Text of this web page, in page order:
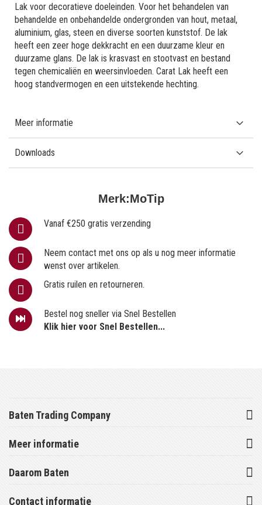
Merk:MoTip
Vanaf €250 gratis verzending
Neem contact met ons op als u nog meer informatie
wenst over artikelen.
Gratis ruilen en retourneren.
Bestel nog sneller via Snel Bestellen
Klik hier voor Snel Bestellen...
Lak voor decoratieve doeleinden. Voor het behandelen van
behandelde en onbehandelde ondergronden van hout, metaal,
aluminium, glas, steen en diverse soorten kunststof. De lak
heeft een zeer hoge dekkracht en een duurzame kleur en
duurzame glans. De lak is krasvast en stootvast en bestand
tegen chemicaliën en weersinvloeden. Carat Lak heeft een
hoog standvermogen en een uitstekende hechting.
Meer informatie
Downloads
Baten Trading Company
Meer informatie
Daarom Baten
Contact informatie